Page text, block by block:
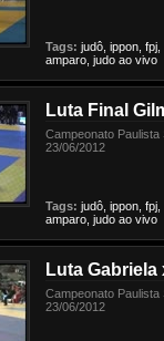
Tags: judô, ippon, fpj,
amparo, judo ao vivo
Luta Final
Campeonato
23/06/2012
Tags: judô, ippon, fpj,
amparo, judo ao vivo
Luta Gabriela
Campeonato
23/06/2012